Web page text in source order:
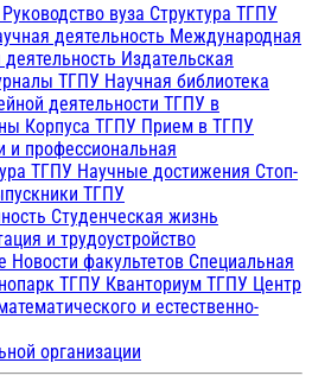
Руководство вуза Структура ТГПУ
деятельность Международная
Издательская
ТГПУ Научная библиотека
деятельности ТГПУ в
Корпуса ТГПУ Прием в ТГПУ
профессиональная
ТГПУ Научные достижения Стоп-
ТГПУ
Студенческая жизнь
и трудоустройство
Новости факультетов Специальная
ТГПУ Кванториум ТГПУ Центр
и естественно-
организации